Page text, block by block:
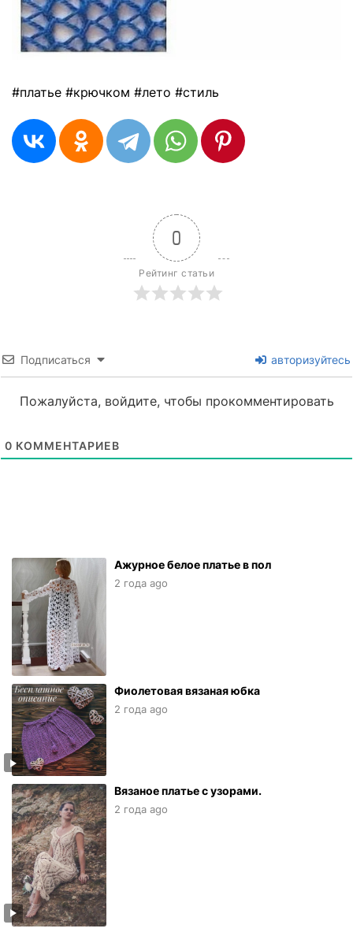
#платье #крючком #лето #стиль
0
Рейтинг статьи
Подписаться авторизуйтесь
Пожалуйста, войдите, чтобы прокомментировать
0 КОММЕНТАРИЕВ
Ажурное белое платье в пол
2 года ago
Фиолетовая вязаная юбка
2 года ago
Вязаное платье с узорами.
2 года ago